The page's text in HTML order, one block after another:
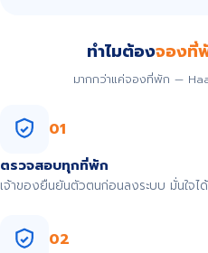
ทำไมต้องจองที่
มากกว่าแค่จองที่พัก —
01
ตรวจสอบทุกที่พัก
เจ้าของยืนยันตัวตนก่อนลงระบบ มั่นใจ
02